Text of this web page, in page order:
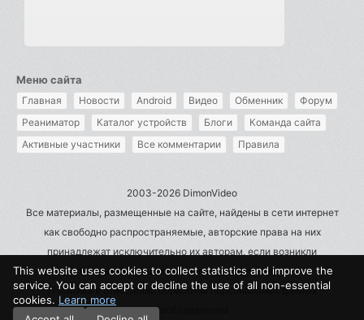
Меню сайта
Главная Новости Android Видео Обменник
Форум
Реаниматор
Каталог устройств Блоги
Команда сайта
Активные участники
Все комментарии Правила
2003-2026 DimonVideo
Все материалы, размещенные на сайте, найдены в сети интернет
как свободно распространяемые, авторские права на них
принадлежат исключительно их авторам, если возникли
претензии - пишите на admin@dimonvideo.ru
Политика в отношении обработки персональных данных
Правообладателям
This website uses cookies to collect statistics and improve the
service. You can accept or decline the use of all non-essential
cookies. Learn more